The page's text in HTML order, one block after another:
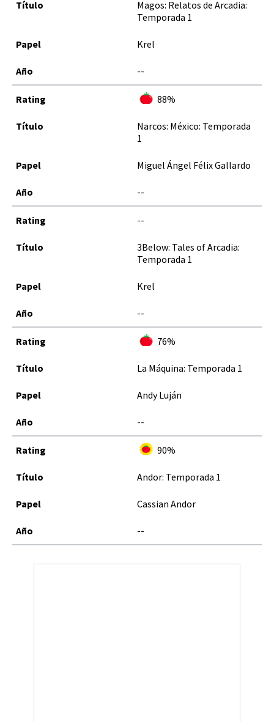
Magos: Relatos de Arcadia:
Temporada 1
Krel
--
88%
Narcos: México: Temporada
1
Miguel Ángel Félix Gallardo
--
--
3Below: Tales of Arcadia:
Temporada 1
Krel
--
76%
La Máquina: Temporada 1
Andy Luján
--
90%
Andor: Temporada 1
Cassian Andor
--